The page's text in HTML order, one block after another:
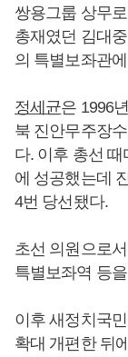
쌍용그룹 상무
총재였던 김대
의 특별보좌관
정세균은 1996
북 진안무주장
다. 이후 총선
에 성공했는데
4번 당선됐다.
초선 의원으로
특별보좌역 등
이후 새정치국
확대 개편한 뒤